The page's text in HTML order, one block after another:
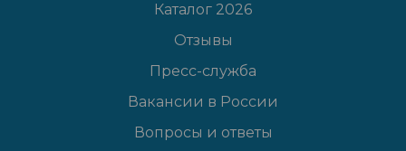
Каталог 2026
Отзывы
Пресс-служба
Вакансии в России
Вопросы и ответы